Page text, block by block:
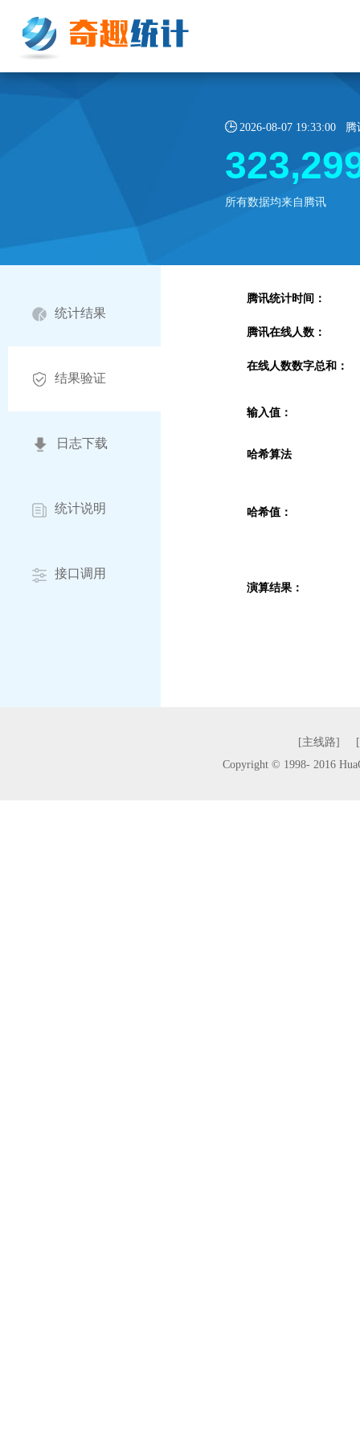
2026-08-07 19:33:00
所有数据均来自腾讯
统计结果
结果验证
日志下载
统计说明
接口调用
腾讯统计时间：
腾讯在线人数：
在线人数数字总和：
输入值：
哈希算法
哈希值：
演算结果：
[主线路]
Copyright © 1998- 2016